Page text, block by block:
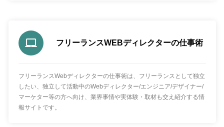
フリーランスWEBディレクターの仕事術
フリーランスWebディレクターの仕事術は、フリーランスとして独立
したい、独立して活動中のWebディレクター/エンジニア/デザイナー/
マーケター等の方へ向け、業界事情や実体験・取材も交え紹介する情
報サイトです。